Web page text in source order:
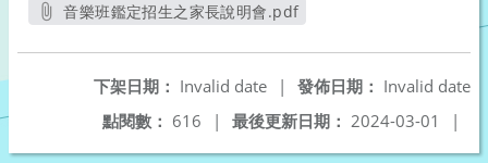
音樂班鑑定招生之家長說明會.pdf
發佈日期： Invalid date
下架日期： Invalid date
|
最後更新日期： 2024-03-01 |
點閱數： 616 |